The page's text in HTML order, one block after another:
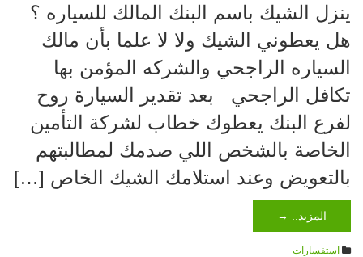
ينزل الشيك باسم البنك المالك للسياره ؟
هل يعطوني الشيك ولا لا علما بأن مالك
السياره الراجحي والشركه المؤمن بها
تكافل الراجحي بعد تقدير السيارة روح
لفرع البنك يعطوك خطاب لشركة التأمين
الخاصة بالشخص اللي صدمك لمطالبتهم
بالتعويض وعند استلامك الشيك الخاص […]
المزيد.. →
استفسارات